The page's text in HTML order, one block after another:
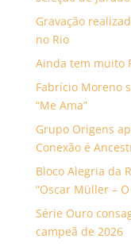
Gravação
no Rio
Ainda tem muito
Fabrício Moreno
“Me Ama”
Grupo Origens
Conexão é
Bloco Alegria da
“Oscar Müller –
Série Ouro
campeã de 2026